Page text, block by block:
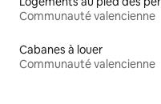
Communauté valencienne
Cabanes à louer
Communauté valencienne